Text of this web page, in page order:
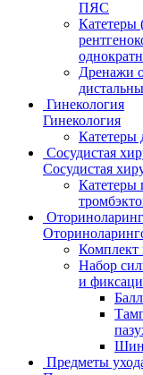
ПЯС
Катетеры
Дренажи
Гинекология
Гинекология
Катетеры
Сосудистая
Сосудистая
Катетеры
Комплект
Набор
и
Предметы